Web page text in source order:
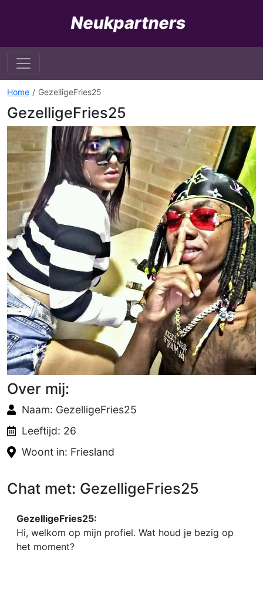
Home GezelligeFries25
GezelligeFries25
Over mij:
Naam: GezelligeFries25
Leeftijd: 26
Woont in: Friesland
Chat met: GezelligeFries25
GezelligeFries25:
Hi, welkom op mijn profiel. Wat houd je bezig op
het moment?